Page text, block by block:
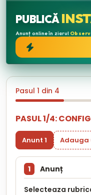
PUBLICĂ
Anunț online în ziarul
Pasul 1 din 4
PASUL 1/4:
Anunt 1 Adauga
1 Anunț
Selecteaza